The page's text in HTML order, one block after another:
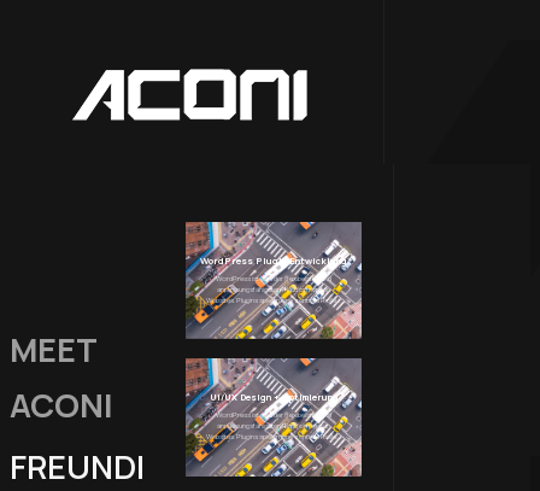
MEET
ACONI
F|
WordPress Plugin Entwicklung
WordPress ist eine der flexibelsten und
anpassungsfähigsten Plattformen für
Websites. Plugins spielen eine zentrale Rolle...
UI/UX Design + Optimierung
WordPress ist eine der flexibelsten und
anpassungsfähigsten Plattformen für
Websites. Plugins spielen eine zentrale Rolle...